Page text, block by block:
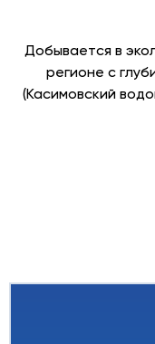
Добывается в
регионе с
(Касимовский